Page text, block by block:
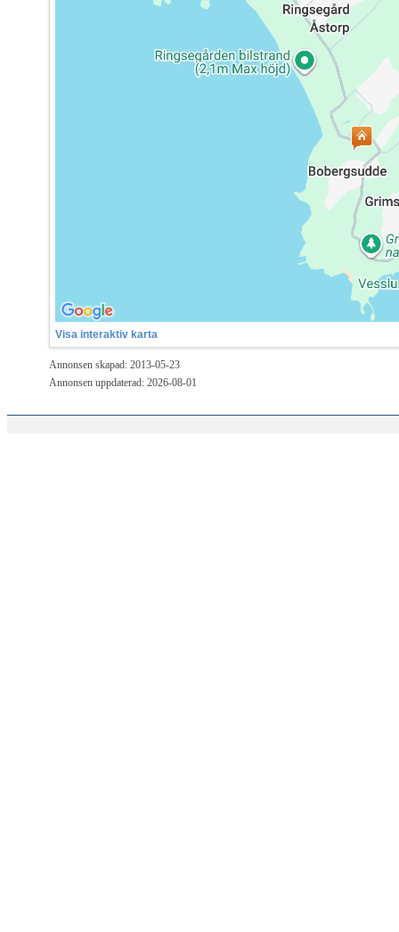
Visa interaktiv karta
Annonsen skapad: 2013-05-23
Annonsen uppdaterad: 2026-08-01